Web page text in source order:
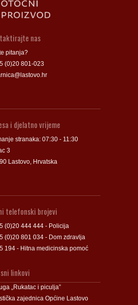
nas
pitanja?
(0)20 801-023
i djelatno vrijeme
stranaka: 07:30 - 11:30
3
Lastovo, Hrvatska
telefonski brojevi
(0)20 444 444 - Policija
(0)20 801 034 - Dom zdravlja
194 - Hitna medicinska pomoć
linkovi
„Rukatac i piculja”
zajednica Općine Lastovo